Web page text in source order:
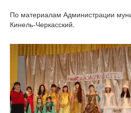
По материалам Администрации
Кинель-Черкасский.